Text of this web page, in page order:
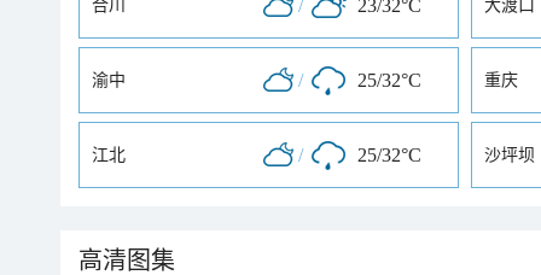
合川 / 23/32°C 大渡口
渝中 / 25/32°C 重庆
江北 / 25/32°C 沙坪坝
高清图集